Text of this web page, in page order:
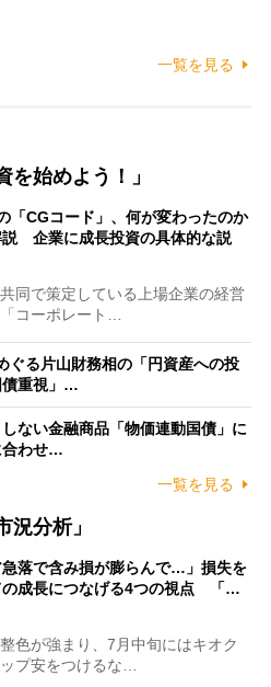
一覧を見る
を始めよう！」
「CGコード」、何が変わったのか
説 企業に成長投資の具体的な説
同で策定している上場企業の経営
コーポレート…
ぐる片山財務相の「円資産への投
重視」…
ない金融商品「物価連動国債」に
合わせ…
一覧を見る
況分析」
急落で含み損が膨らんで…」損失を
の成長につなげる4つの視点 「…
色が強まり、7月中旬にはキオク
プ安をつけるな…